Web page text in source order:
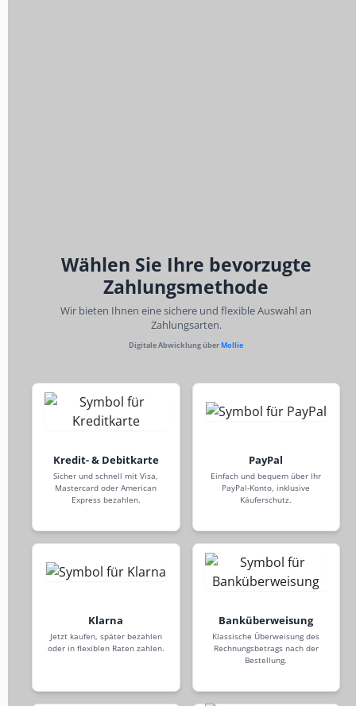
Wählen Sie Ihre bevorzugte
Zahlungsmethode
Wir bieten Ihnen eine sichere und flexible Auswahl an
Zahlungsarten.
Digitale Abwicklung über Mollie
Kredit- & Debitkarte
Sicher und schnell mit Visa,
Mastercard oder American
Express bezahlen.
PayPal
Einfach und bequem über Ihr
PayPal-Konto, inklusive
Käuferschutz.
Klarna
Jetzt kaufen, später bezahlen
oder in flexiblen Raten zahlen.
Banküberweisung
Klassische Überweisung des
Rechnungsbetrags nach der
Bestellung.